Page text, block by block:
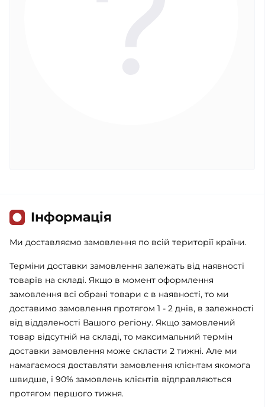
Iнформація
Ми доставляємо замовлення по всій території країни.
Терміни доставки замовлення залежать від наявності
товарів на складі. Якщо в момент оформлення
замовлення всі обрані товари є в наявності, то ми
доставимо замовлення протягом 1 - 2 днів, в залежності
від віддаленості Вашого регіону. Якщо замовлений
товар відсутній на складі, то максимальний термін
доставки замовлення може скласти 2 тижні. Але ми
намагаємося доставляти замовлення клієнтам якомога
швидше, і 90% замовлень клієнтів відправляються
протягом першого тижня.